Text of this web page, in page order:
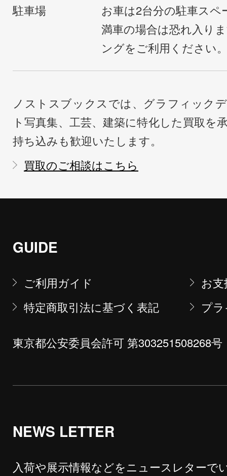
駐車場
お車は2台分の駐車ス
満車の場合は恐れ入り
ングをご利用ください
ノストスブックスでは、グラフィック
ト写真集、工芸、建築に特化した買取を
持ち込みも歓迎いたします。
買取のご相談はこちら
GUIDE
ご利用ガイド
お
特定商取引法に基づく表記
プ
東京都公安委員会許可 第303251508268号
NEWS LETTER
入荷や展示情報などをニュースレターで